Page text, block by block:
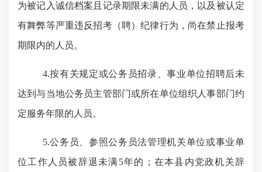
为被记入诚信档案且记录期限未满的人员，以及被认定
有舞弊等严重违反招考（聘）纪律行为，尚在禁止报考
期限内的人员。
4.按有关规定或公务员招录、事业单位招聘后未
达到与当地公务员主管部门或所在单位组织人事部门约
定服务年限的人员。
5.公务员、参照公务员法管理机关单位或事业单
位工作人员被辞退未满5年的；在本县内党政机关辞